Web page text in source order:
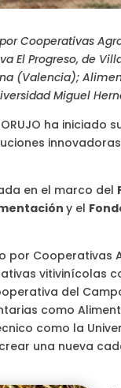
Cooperativas
El Progreso, de
(Valencia);
Miguel
ha
en el marco del
y el
por Cooperativas
vitivinícolas
del
como
como la
crear una nueva